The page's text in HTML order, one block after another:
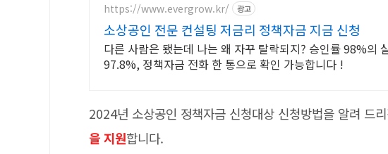
https://www.evergrow.kr/ 광고
소상공인 전문 컨설팅 저금리 정책자금 지금 신청
다른 사람은 됐는데 나는 왜 자꾸 탈락되지? 승인률 98%의
97.8%, 정책자금 전화 한 통으로 확인 가능합니다 !
2024년 소상공인 정책자금 신청대상 신청방법을 알려 드
을 지원합니다.